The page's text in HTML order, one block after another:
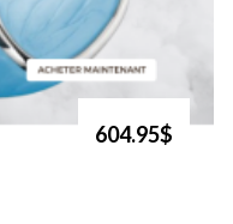
604.95$